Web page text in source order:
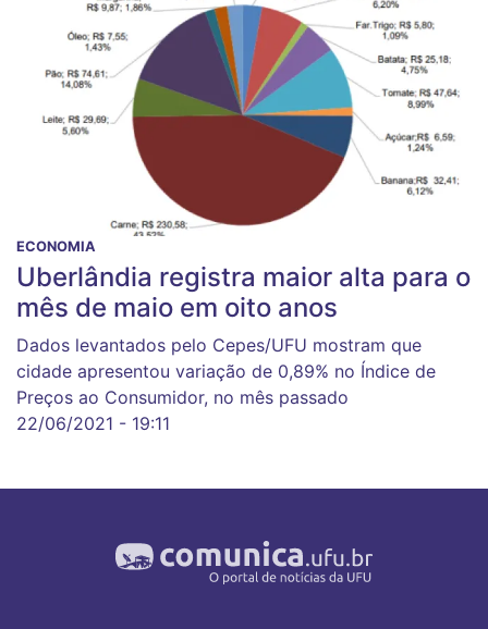
ECONOMIA
Uberlândia registra maior alta para o
mês de maio em oito anos
Dados levantados pelo Cepes/UFU mostram que
cidade apresentou variação de 0,89% no Índice de
Preços ao Consumidor, no mês passado
22/06/2021 - 19:11